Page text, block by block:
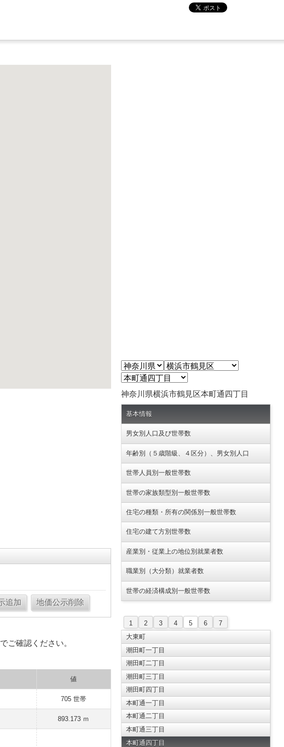
でご確認ください。
値
705 世帯
893.173 ｍ
神奈川県横浜市鶴見区本町通四丁目
基本情報
男女別人口及び世帯数
年齢別（５歳階級、４区分）、男女別人口
世帯人員別一般世帯数
世帯の家族類型別一般世帯数
住宅の種類・所有の関係別一般世帯数
住宅の建て方別世帯数
産業別・従業上の地位別就業者数
職業別（大分類）就業者数
世帯の経済構成別一般世帯数
1 2 3 4 5 6
7
大東町
潮田町一丁目
潮田町二丁目
潮田町三丁目
潮田町四丁目
本町通一丁目
本町通二丁目
本町通三丁目
本町通四丁目